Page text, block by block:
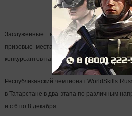
Заслуженные награды получили
призовые места на WorldSkills Russia в
конкурсантов направления WorldSkills
Республиканский чемпионат WorldSkills
в Татарстане в два этапа по различным
и с 6 по 8 декабря.